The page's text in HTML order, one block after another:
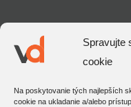
Spravujte
cookie
Na poskytovanie tých najlepších
cookie na ukladanie a/alebo